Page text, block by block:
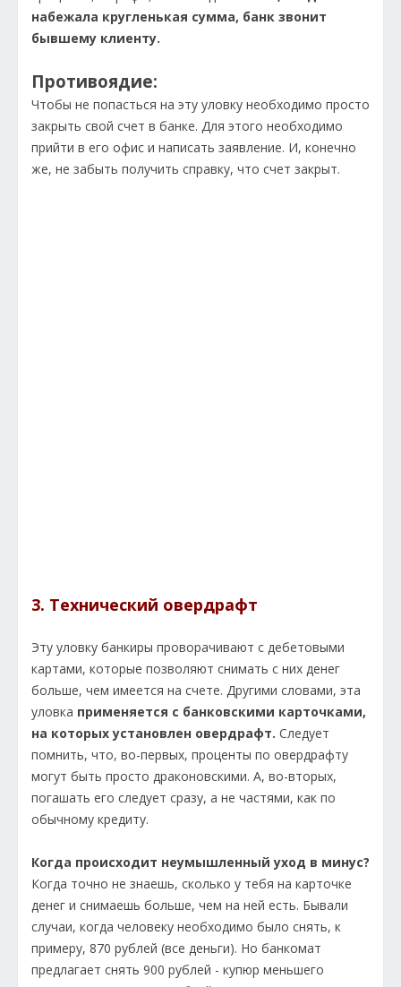
набежала кругленькая сумма, банк звонит
бывшему клиенту.
Противоядие:
Чтобы не попасться на эту уловку необходимо просто
закрыть свой счет в банке. Для этого необходимо
прийти в его офис и написать заявление. И, конечно
же, не забыть получить справку, что счет закрыт.
3. Технический овердрафт
Эту уловку банкиры проворачивают с дебетовыми
картами, которые позволяют снимать с них денег
больше, чем имеется на счете. Другими словами, эта
уловка применяется с банковскими карточками,
на которых установлен овердрафт. Следует
помнить, что, во-первых, проценты по овердрафту
могут быть просто драконовскими. А, во-вторых,
погашать его следует сразу, а не частями, как по
обычному кредиту.
Когда происходит неумышленный уход в минус?
Когда точно не знаешь, сколько у тебя на карточке
денег и снимаешь больше, чем на ней есть. Бывали
случаи, когда человеку необходимо было снять, к
примеру, 870 рублей (все деньги). Но банкомат
предлагает снять 900 рублей - купюр меньшего